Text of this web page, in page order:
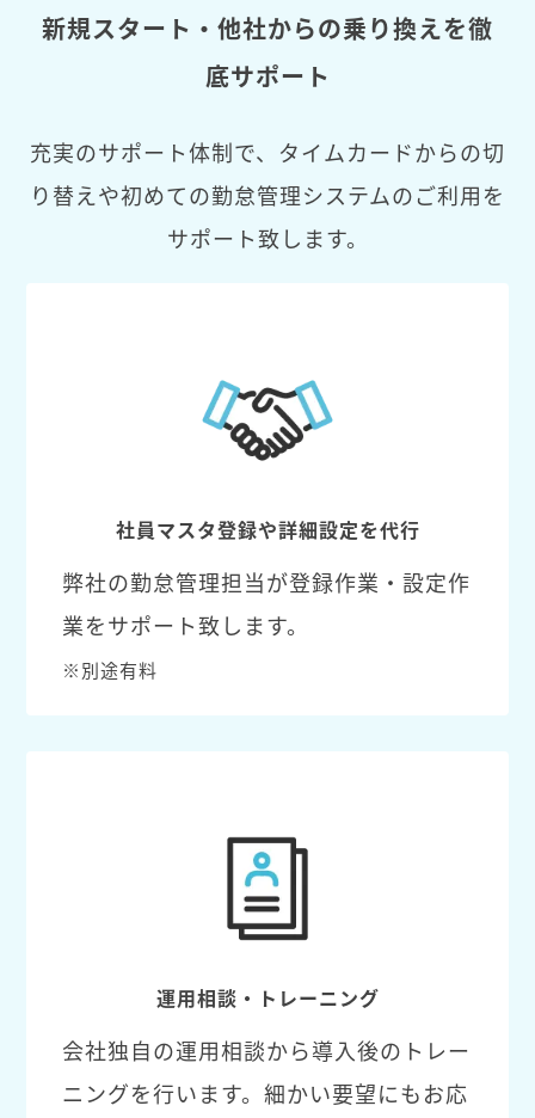
新規スタート・他社からの乗り換えを徹
底サポート
充実のサポート体制で、タイムカードからの切
り替えや初めての勤怠管理システムのご利用を
サポート致します。
社員マスタ登録や詳細設定を代行
弊社の勤怠管理担当が登録作業・設定作
業をサポート致します。
※別途有料
運用相談・トレーニング
会社独自の運用相談から導入後のトレー
ニングを行います。細かい要望にもお応